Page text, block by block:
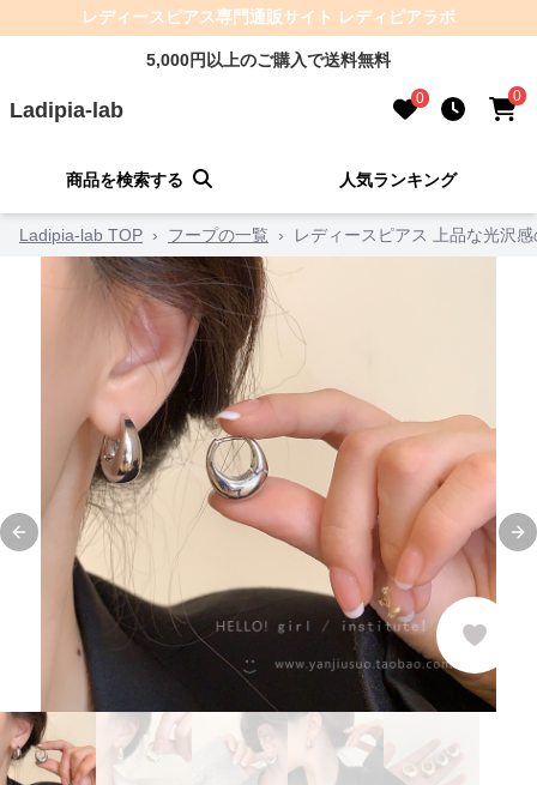
レディースピアス専門通販サイト レディピアラボ
5,000円以上のご購入で送料無料
Ladipia-lab 0 0
商品を検索する 人気ランキング
Ladipia-lab TOP › フープの一覧 › レディースピアス 上品な光沢
Previous slide